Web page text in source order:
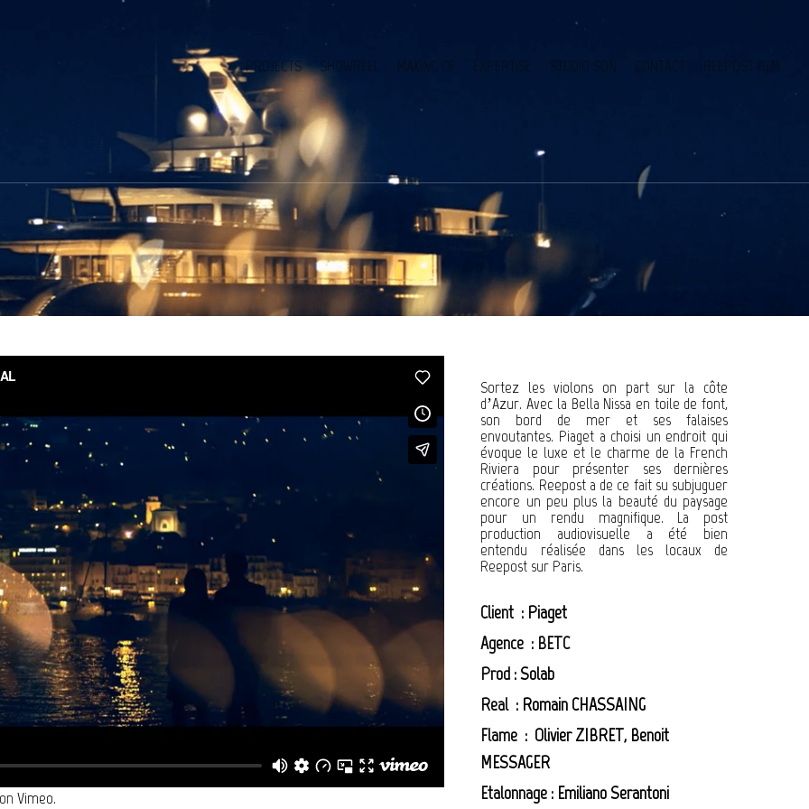
PROJECTS SHOWREEL MAKING OF EXPERTISE STUDIO SON CONTACT REEPOST FILM
on Vimeo.
Sortez les violons on part sur la côte
d’Azur. Avec la Bella Nissa en toile de font,
son bord de mer et ses falaises
envoutantes. Piaget a choisi un endroit qui
évoque le luxe et le charme de la French
Riviera pour présenter ses dernières
créations. Reepost a de ce fait su subjuguer
encore un peu plus la beauté du paysage
pour un rendu magnifique. La post
production audiovisuelle a été bien
entendu réalisée dans les locaux de
Reepost sur Paris.
Client : Piaget
Agence : BETC
Prod :Solab
Real : Romain CHASSAING
Flame : Olivier ZIBRET, Benoit
MESSAGER
Etalonnage : Emiliano Serantoni